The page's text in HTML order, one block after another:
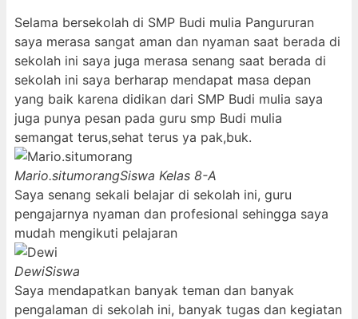
Selama bersekolah di SMP Budi mulia Pangururan
saya merasa sangat aman dan nyaman saat berada di
sekolah ini saya juga merasa senang saat berada di
sekolah ini saya berharap mendapat masa depan
yang baik karena didikan dari SMP Budi mulia saya
juga punya pesan pada guru smp Budi mulia
semangat terus,sehat terus ya pak,buk.
Mario.situmorangSiswa Kelas 8-A
Saya senang sekali belajar di sekolah ini, guru
pengajarnya nyaman dan profesional sehingga saya
mudah mengikuti pelajaran
DewiSiswa
Saya mendapatkan banyak teman dan banyak
pengalaman di sekolah ini, banyak tugas dan kegiatan